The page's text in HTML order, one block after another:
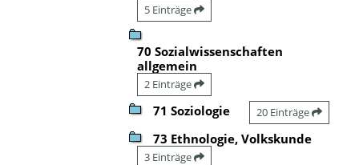
5 Einträge
70 Sozialwissenschaften
allgemein
2 Einträge
71 Soziologie 20 Einträge
73 Ethnologie, Volkskunde
3 Einträge